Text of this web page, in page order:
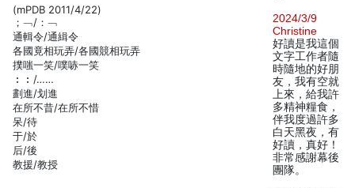
(mPDB 2011/4/22)
；﹁/：﹁
通輯令/通緝令
各國竟相玩弄/各國競相玩弄
撲嗤一笑/噗哧一笑
︰︰/……
劃進/划進
在所不昔/在所不惜
呆/待
于/於
后/後
教援/教授
2024/3/9
Christine
好讀是我這個
文字工作者隨
時隨地的好朋
友，我有空就
上來，給我許
多精神糧食，
伴我度過許多
白天黑夜，有
好讀，真好！
非常感謝幕後
團隊。